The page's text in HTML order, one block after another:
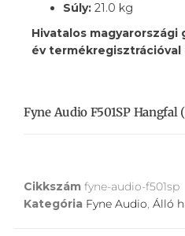
Súly: 21.0 kg
Hivatalos magyarországi
év
Fyne Audio F501SP Hangfal
Cikkszám fyne-audio-f501sp
Kategória Fyne Audio, Álló